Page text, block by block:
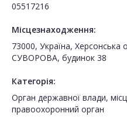
05517216
Місцезнаходження:
73000, Україна,
СУВОРОВА, будинок 38
Категорія:
Орган державної влади,
правоохоронний орган